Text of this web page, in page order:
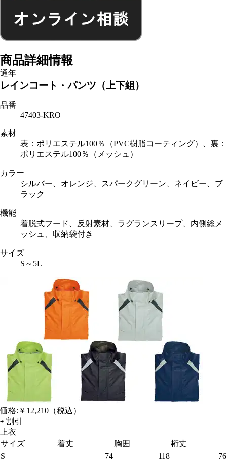
商品詳細情報
通年
レインコート・パンツ（上下組）
品番
47403-KRO
素材
表：ポリエステル100％（PVC樹脂コーティング）、裏：
ポリエステル100％（メッシュ）
カラー
シルバー、オレンジ、スパークグリーン、ネイビー、ブ
ラック
機能
着脱式フード、反射素材、ラグランスリープ、内側総メ
ッシュ、収納袋付き
サイズ
S～5L
価格: ￥12,210 （税込）
⇨ 割引
上衣
サイズ
着丈 胸囲
桁丈
S
74 118
76